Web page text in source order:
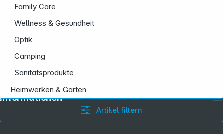
Family Care
Wellness & Gesundheit
Optik
Camping
Sanitätsprodukte
Heimwerken & Garten
Artikel filtern
Informationen